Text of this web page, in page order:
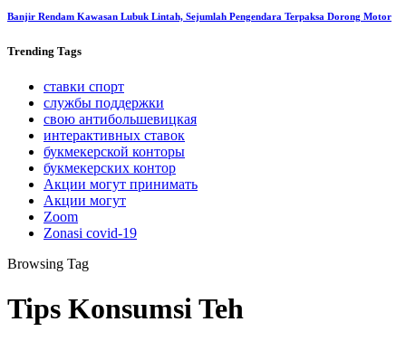
Banjir Rendam Kawasan Lubuk Lintah, Sejumlah Pengendara Terpaksa Dorong Motor
Trending Tags
ставки спорт
службы поддержки
свою антибольшевицкая
интерактивных ставок
букмекерской конторы
букмекерских контор
Акции могут принимать
Акции могут
Zoom
Zonasi covid-19
Browsing Tag
Tips Konsumsi Teh